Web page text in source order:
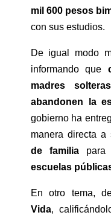
mil 600 pesos
con sus estudios.
De igual modo
informando que
madres
abandonen la
gobierno ha
manera directa a
de familia para
escuelas
En otro tema,
Vida,